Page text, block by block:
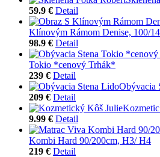
59.9 € Detail
Klínovým Rámom Denise, 100/
98.9 € Detail
Tokio *cenový Trhák*
239 € Detail
Obývacia
209 € Detail
9.99 € Detail
Kombi Hard 90/200cm, H3/ H4
219 € Detail